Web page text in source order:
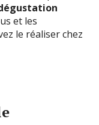
et les
le réaliser chez